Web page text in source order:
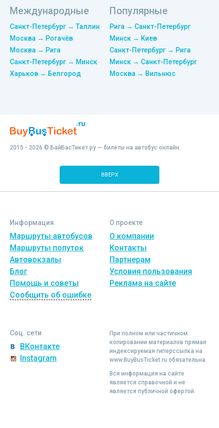
Международные
Санкт-Петербург → Таллин
Москва → Рогачёв
Москва → Рига
Санкт-Петербург → Минск
Харьков → Белгород
Популярные
Рига → Санкт-Петербург
Минск → Киев
Санкт-Петербург → Рига
Минск → Санкт-Петербург
Москва → Вильнюс
2015 - 2026 © БайБасТикет.ру — билеты на автобус онлайн.
ВВЕРХ
Информация
Маршруты автобусов
Маршруты попуток
Автовокзалы
Блог
Помощь и советы
Сообщить об ошибке
О проекте
О компании
Контакты
Партнерам
Условия пользования
Реклама на сайте
Соц. сети
ВКонтакте
Instagram
При полном или частичном
копировании материалов прямая
индексируемая гиперссылка на
www.BuyBusTicket.ru обязательна.
Вся информация на сайте
является справочной и не
является публичной офертой.